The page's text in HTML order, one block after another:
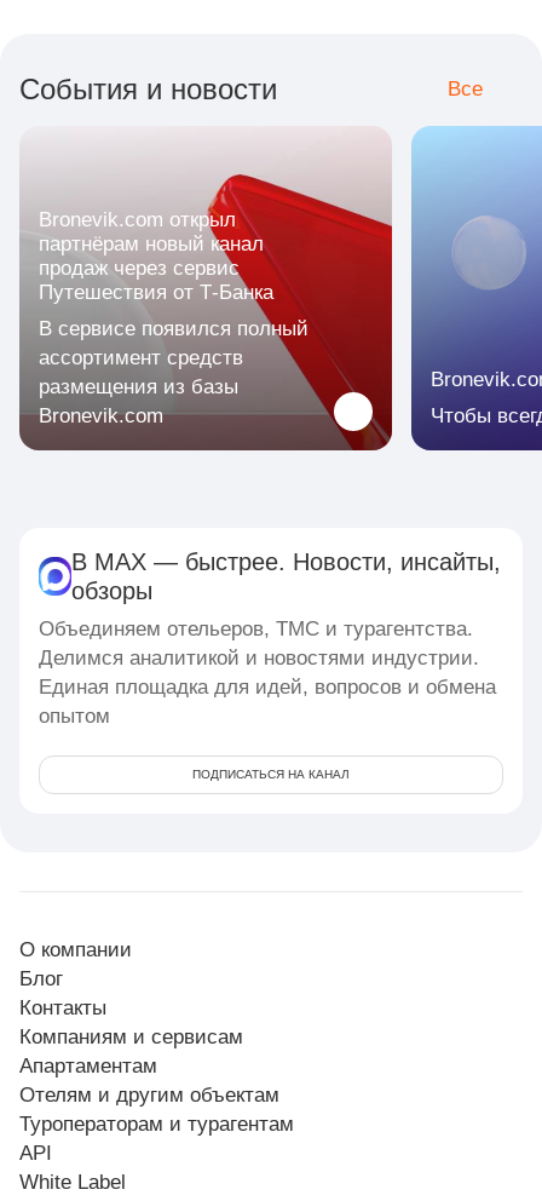
События и новости Все
Bronevik.com открыл
партнёрам новый канал
продаж через сервис
Путешествия от Т-Банка
В сервисе появился полный
ассортимент средств
размещения из базы
Bronevik.com
Чтобы
В MAX — быстрее. Новости, инсайты,
обзоры
Объединяем отельеров, ТМС и турагентства.
Делимся аналитикой и новостями индустрии.
Единая площадка для идей, вопросов и обмена
опытом
ПОДПИСАТЬСЯ НА КАНАЛ
О компании
Блог
Контакты
Компаниям и сервисам
Апартаментам
Отелям и другим объектам
Туроператорам и турагентам
API
White Label